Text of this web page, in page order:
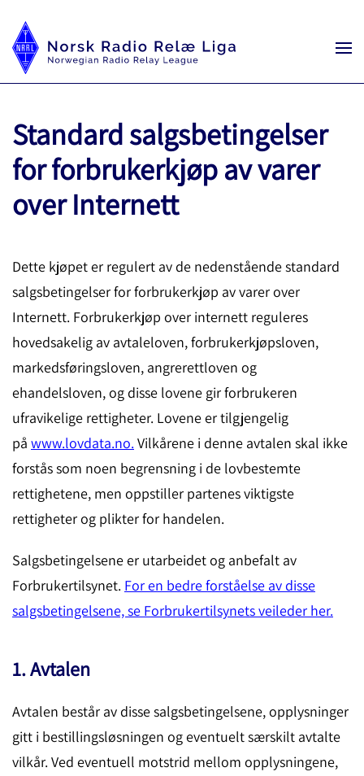
Standard salgsbetingelser
for forbrukerkjøp av varer
over Internett
Dette kjøpet er regulert av de nedenstående standard
salgsbetingelser for forbrukerkjøp av varer over
Internett. Forbrukerkjøp over internett reguleres
hovedsakelig av avtaleloven, forbrukerkjøpsloven,
markedsføringsloven, angrerettloven og
ehandelsloven, og disse lovene gir forbrukeren
ufravikelige rettigheter. Lovene er tilgjengelig
på www.lovdata.no. Vilkårene i denne avtalen skal ikke
forstås som noen begrensning i de lovbestemte
rettighetene, men oppstiller partenes viktigste
rettigheter og plikter for handelen.
Salgsbetingelsene er utarbeidet og anbefalt av
Forbrukertilsynet. For en bedre forståelse av disse
salgsbetingelsene, se Forbrukertilsynets veileder her.
1. Avtalen
Avtalen består av disse salgsbetingelsene, opplysninger
gitt i bestillingsløsningen og eventuelt særskilt avtalte
vilkår. Ved eventuell motstrid mellom opplysningene,